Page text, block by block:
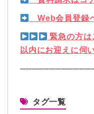
Web会員登録
緊急の方は
以内にお迎えに伺
タグ一覧